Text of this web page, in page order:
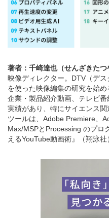
著者：千崎達也（せんざきたつ
映像ディレクター。DTV（デ
を使った映像編集の研究を始め
企業・製品紹介動画、テレビ
実績があり、特にサイエンス
ツールは、Adobe Premiere、
Max/MSPとProcessing のプロ
えるYouTube動画術』（翔泳社